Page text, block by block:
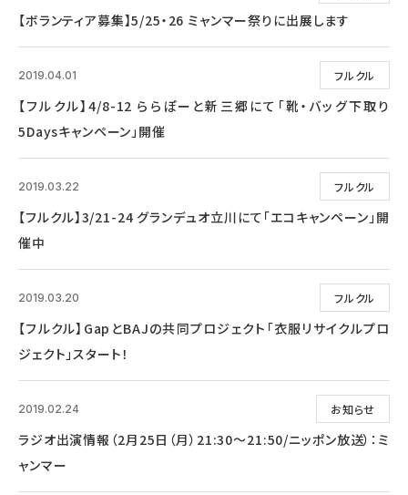
【ボランティア募集】5/25・26 ミャンマー祭りに出展します
フルクル
2019.04.01
【フルクル】4/8-12 ららぽーと新三郷にて「靴・バッグ下取り
5Daysキャンペーン」開催
フルクル
2019.03.22
【フルクル】3/21-24 グランデュオ立川にて「エコキャンペーン」開
催中
フルクル
2019.03.20
【フルクル】GapとBAJの共同プロジェクト「衣服リサイクルプロ
ジェクト」スタート！
お知らせ
2019.02.24
ラジオ出演情報（2月25日（月）21:30～21:50/ニッポン放送）：ミ
ャンマー